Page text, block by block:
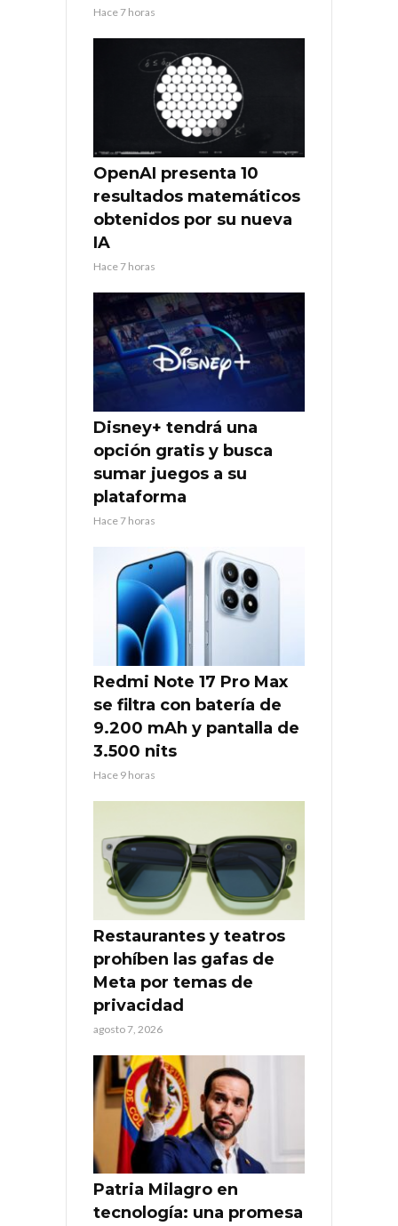
Hace 7 horas
OpenAI presenta 10
resultados matemáticos
obtenidos por su nueva
IA
Hace 7 horas
Disney+ tendrá una
opción gratis y busca
sumar juegos a su
plataforma
Hace 7 horas
Redmi Note 17 Pro Max
se filtra con batería de
9.200 mAh y pantalla de
3.500 nits
Hace 9 horas
Restaurantes y teatros
prohíben las gafas de
Meta por temas de
privacidad
agosto 7, 2026
Patria Milagro en
tecnología: una promesa